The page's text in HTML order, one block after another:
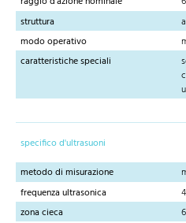
struttura
modo operativo
caratteristiche speciali
specifico d'ultrasuoni
metodo di misurazione
frequenza ultrasonica
zona cieca